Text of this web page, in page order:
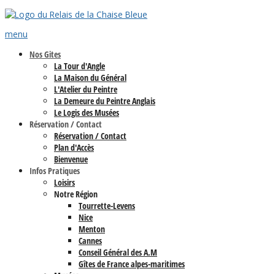
menu
Nos Gites
La Tour d'Angle
La Maison du Général
L'Atelier du Peintre
La Demeure du Peintre Anglais
Le Logis des Musées
Réservation / Contact
Réservation / Contact
Plan d'Accès
Bienvenue
Infos Pratiques
Loisirs
Notre Région
Tourrette-Levens
Nice
Menton
Cannes
Conseil Général des A.M
Gîtes de France alpes-maritimes